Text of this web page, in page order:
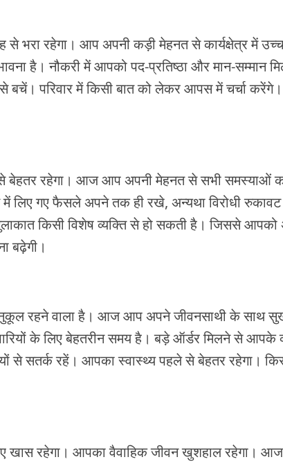
भरा रहेगा। आप अपनी कड़ी मेहनत से कार्यक्षेत्र में
है। नौकरी में आपको पद-प्रतिष्ठा और मान-सम्मान
बचें। परिवार में किसी बात को लेकर आपस में चर्चा
रहेगा। आज आप अपनी मेहनत से सभी समस्याओं
लिए गए फैसले अपने तक ही रखे, अन्यथा विरोधी
किसी विशेष व्यक्ति से हो सकती है। जिससे आपको
बढ़ेगी।
रहने वाला है। आज आप अपने जीवनसाथी के साथ
के लिए बेहतरीन समय है। बड़े ऑर्डर मिलने से
से सतर्क रहें। आपका स्वास्थ्य पहले से बेहतर रहेगा।
रहेगा। आपका वैवाहिक जीवन खुशहाल रहेगा। आज